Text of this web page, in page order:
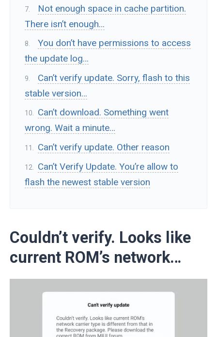
Not enough space in cache partition.
There isn’t enough…
You don’t have permissions to access
the update log…
Can’t verify update. Sorry, flash to this
stable version…
Can’t download. Something went
wrong. Wait a minute…
Can’t verify update. Other reason
Can’t Verify Update. You’re allow to
flash the newest stable version
Couldn’t verify. Looks like
current ROM’s network…